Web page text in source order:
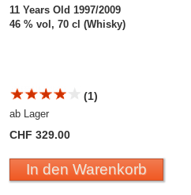
11 Years Old 1997/2009
46 % vol, 70 cl (Whisky)
(1)
ab Lager
CHF 329.00
In den Warenkorb